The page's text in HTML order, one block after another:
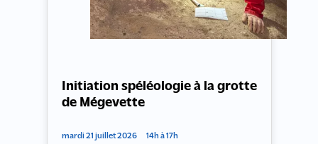
Initiation spéléologie à la grotte
de Mégevette
mardi 21 juillet 2026 14h à 17h